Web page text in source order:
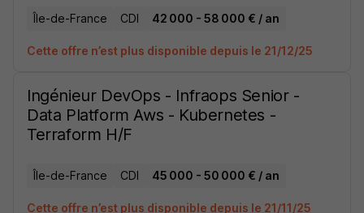
Île-de-France CDI 42 000 - 58 000 € / an
Cette offre n’est plus disponible depuis le 21/12/25
Ingénieur DevOps - Infraops Senior -
Data Platform Aws - Kubernetes -
Terraform H/F
Île-de-France CDI 45 000 - 50 000 € / an
Cette offre n’est plus disponible depuis le 21/11/25